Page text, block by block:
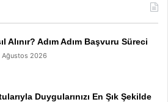
Alınır? Adım Adım Başvuru Süreci
Ağustos 2026
Duygularınızı En Şık Şekilde